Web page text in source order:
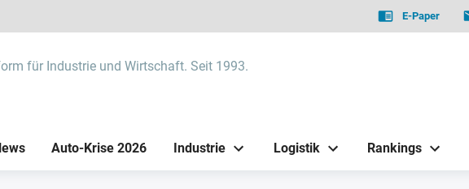
E-Paper
für Industrie und Wirtschaft. Seit 1993.
Auto-Krise 2026 Industrie Logistik Rankings